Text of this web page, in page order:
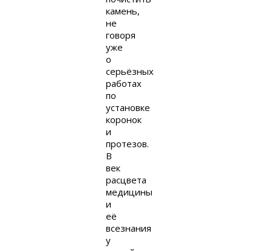
камень,
не
говоря
уже
о
серьёзных
работах
по
установке
коронок
и
протезов.
В
век
расцвета
медицины
и
её
всезнания
у